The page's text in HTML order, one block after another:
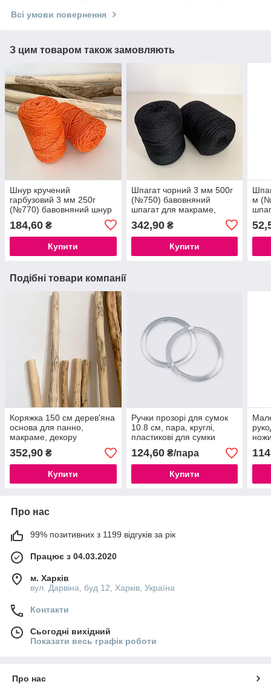
Всі умови повернення
З цим товаром також замовляють
Шнур кручений
гарбузовий 3 мм 250г
(№770) бавовняний шнур
macrame rope 3mm
184,60 ₴
Купити
Шпагат чорний 3 мм 500г
(№750) бавовняний
шпагат для макраме,
чорний шпагат макраме
342,90₴
Купити
м
Подібні товари компанії
Коряжка 150 см дерев'яна
основа для панно,
макраме, декору
352,90 ₴
Купити
Ручки прозорі для сумок
10.8 см, пара, круглі,
пластикові для сумки
макраме (GG-320)
124,60₴/пара
Купити
для
114
Про нас
99% позитивних з 1199 відгуків за рік
Працює з 04.03.2020
м. Харків
вул. Дарвіна, буд 12, Харків, Україна
Контакти
Сьогодні вихідний
Показати весь графік роботи
Про нас